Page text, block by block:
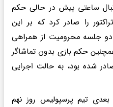
ساعتی پیش در حالی حکم
را صادر کرد که بر این
جلسه محرومیت از همراهی
حکم بازی بدون تماشاگر
شده بود، به حالت اجرایی
تیم پرسپولیس روز نهم